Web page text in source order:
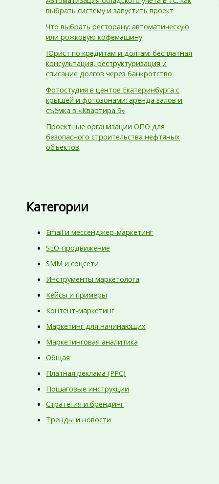
выбрать систему и запустить проект
Что выбрать ресторану: автоматическую
или рожковую кофемашину
Юрист по кредитам и долгам: бесплатная
консультация, реструктуризация и
списание долгов через банкротство
Фотостудия в центре Екатеринбурга с
крышей и фотозонами: аренда залов и
съёмка в «Квартира 9»
Проектные организации ОПО для
безопасного строительства нефтяных
объектов
Категории
Email и мессенджер-маркетинг
SEO-продвижение
SMM и соцсети
Инструменты маркетолога
Кейсы и примеры
Контент-маркетинг
Маркетинг для начинающих
Маркетинговая аналитика
Общая
Платная реклама (PPC)
Пошаговые инструкции
Стратегия и брендинг
Тренды и новости